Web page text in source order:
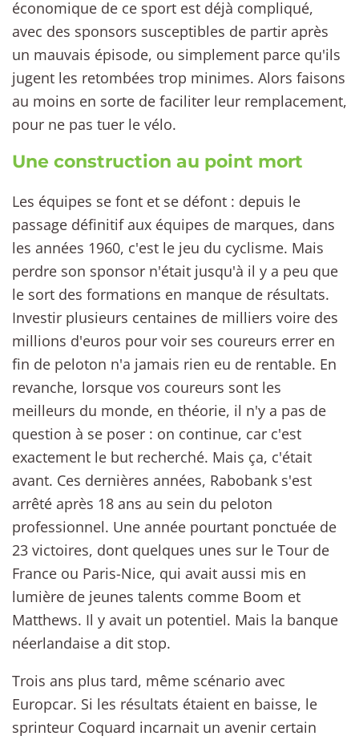
économique de ce sport est déjà compliqué,
avec des sponsors susceptibles de partir après
un mauvais épisode, ou simplement parce qu'ils
jugent les retombées trop minimes. Alors faisons
au moins en sorte de faciliter leur remplacement,
pour ne pas tuer le vélo.
Une construction au point mort
Les équipes se font et se défont : depuis le
passage définitif aux équipes de marques, dans
les années 1960, c'est le jeu du cyclisme. Mais
perdre son sponsor n'était jusqu'à il y a peu que
le sort des formations en manque de résultats.
Investir plusieurs centaines de milliers voire des
millions d'euros pour voir ses coureurs errer en
fin de peloton n'a jamais rien eu de rentable. En
revanche, lorsque vos coureurs sont les
meilleurs du monde, en théorie, il n'y a pas de
question à se poser : on continue, car c'est
exactement le but recherché. Mais ça, c'était
avant. Ces dernières années, Rabobank s'est
arrêté après 18 ans au sein du peloton
professionnel. Une année pourtant ponctuée de
23 victoires, dont quelques unes sur le Tour de
France ou Paris-Nice, qui avait aussi mis en
lumière de jeunes talents comme Boom et
Matthews. Il y avait un potentiel. Mais la banque
néerlandaise a dit stop.
Trois ans plus tard, même scénario avec
Europcar. Si les résultats étaient en baisse, le
sprinteur Coquard incarnait un avenir certain